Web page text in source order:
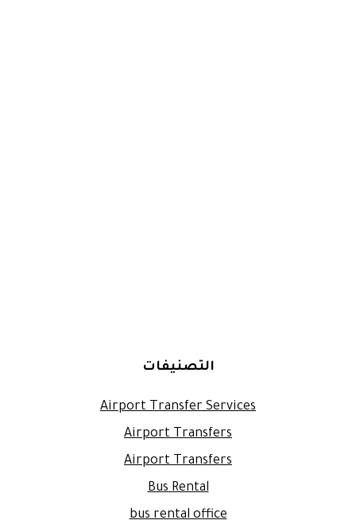
التصنيفات
Airport Transfer Services
Airport Transfers
Airport Transfers
Bus Rental
bus rental office